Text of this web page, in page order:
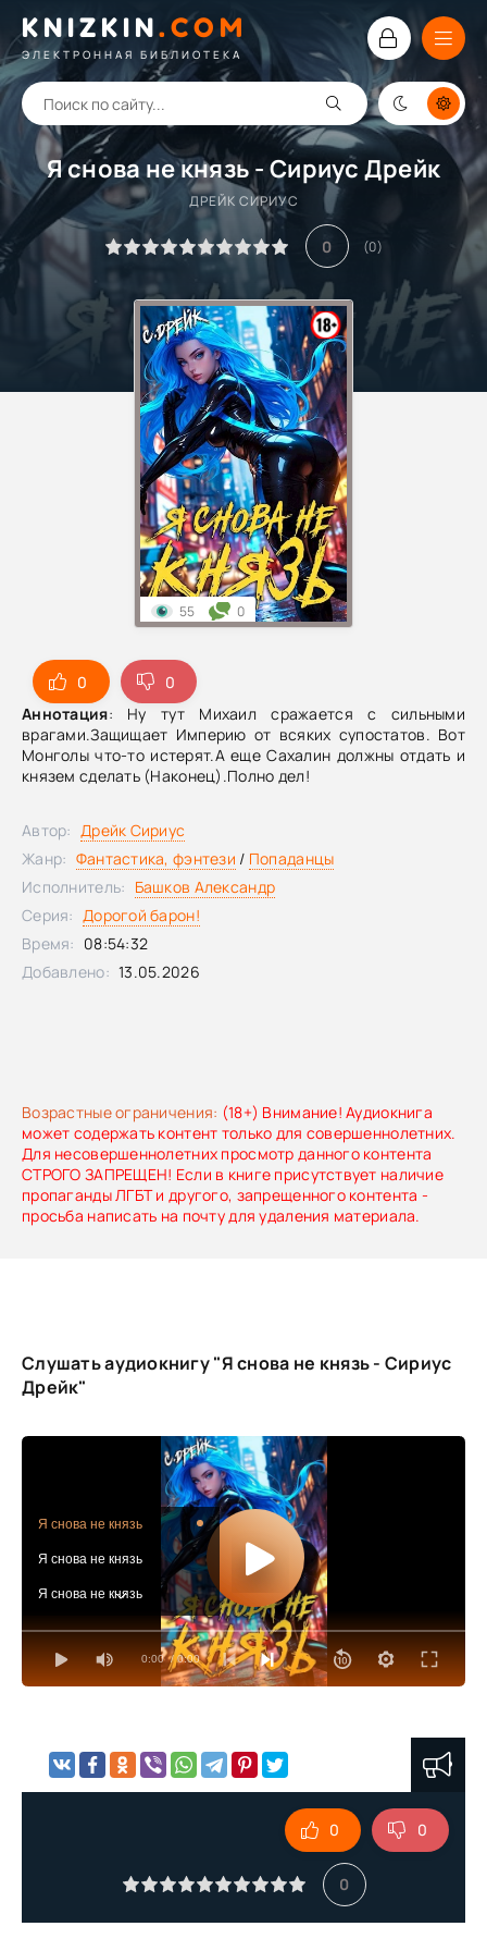
KNIZKIN. COM
ЭЛЕКТРОННАЯ БИБЛИОТЕКА
Я снова не князь - Сириус Дрейк
ДРЕЙК СИРИУС
0 (0)
0
0
Аннотация: Ну тут Михаил сражается с сильными
врагами.Защищает Империю от всяких супостатов. Вот
Монголы что-то истерят.А еще Сахалин должны отдать и
князем сделать (Наконец).Полно дел!
Возрастные ограничения: (18+) Внимание! Аудиокнига
может содержать контент только для совершеннолетних.
Для несовершеннолетних просмотр данного контента
СТРОГО ЗАПРЕЩЕН! Если в книге присутствует наличие
пропаганды ЛГБТ и другого, запрещенного контента -
просьба написать на почту для удаления материала.
55 0
Автор: Дрейк Сириус
Жанр: Фантастика, фэнтези / Попаданцы
Исполнитель: Башков Александр
Серия: Дорогой барон!
Время: 08:54:32
Добавлено: 13.05.2026
Слушать аудиокнигу "Я снова не князь - Сириус
Дрейк"
0:00 / 0:00
Я снова не князь
Я снова не князь
Я снова не князь
Я снова не князь
Я снова не князь
Я снова не князь
0
0 0